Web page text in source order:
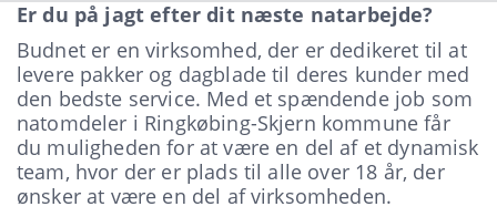
Er du på jagt efter dit næste natarbejde?
Budnet er en virksomhed, der er dedikeret til at
levere pakker og dagblade til deres kunder med
den bedste service. Med et spændende job som
natomdeler i Ringkøbing-Skjern kommune får
du muligheden for at være en del af et dynamisk
team, hvor der er plads til alle over 18 år, der
ønsker at være en del af virksomheden.